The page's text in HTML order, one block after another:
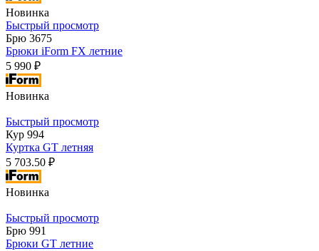
Новинка
Быстрый просмотр
Брю 3675
Брюки iForm FX летние
5 990 ₽
Новинка
Быстрый просмотр
Кур 994
Куртка GT летняя
5 703.50 ₽
Новинка
Быстрый просмотр
Брю 991
Брюки GT летние